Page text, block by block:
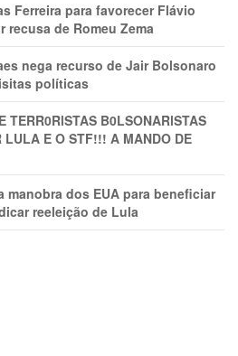
Ferreira para favorecer Flávio
de Romeu Zema
nega recurso de Jair Bolsonaro
políticas
TERR0RlSTAS B0LSONARlSTAS
LULA E O STF!!! A MANDO DE
manobra dos EUA para beneficiar
reeleição de Lula